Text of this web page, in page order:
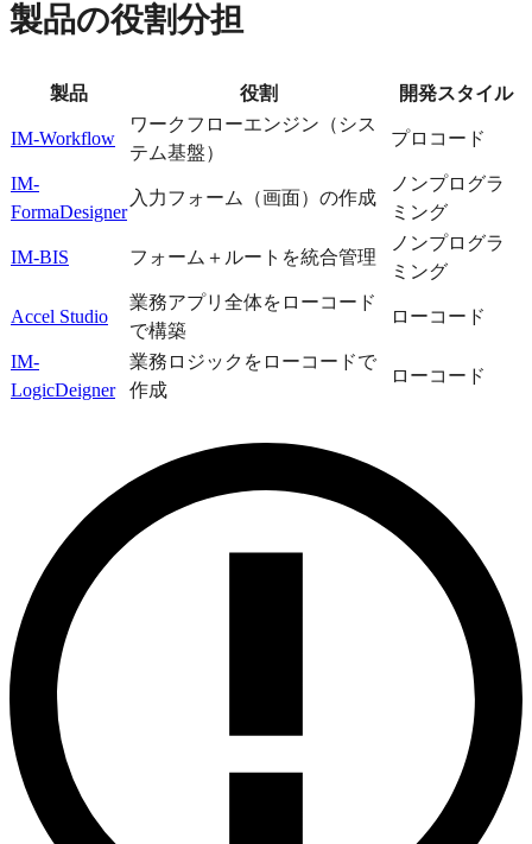
製品の役割分担
製品 役割 開発スタイル
IM-Workflow
ワークフローエンジン（シス
テム基盤）
プロコード
IM-
FormaDesigner
入力フォーム（画面）の作成
ノンプログラ
ミング
IM-BIS フォーム＋ルートを統合管理
ノンプログラ
ミング
Accel Studio
業務アプリ全体をローコード
で構築
ローコード
IM-
LogicDeigner
業務ロジックをローコードで
作成
ローコード